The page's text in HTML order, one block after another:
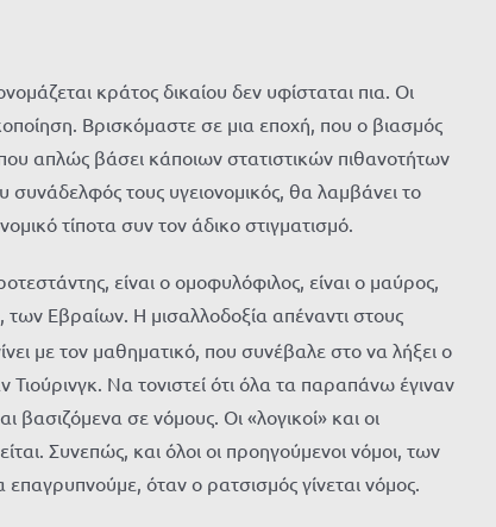
κράτος δικαίου δεν υφίσταται πια. Οι
Βρισκόμαστε σε μια εποχή, που ο βιασμός
που απλώς βάσει κάποιων στατιστικών πιθανοτήτων
συνάδελφός τους υγειονομικός, θα λαμβάνει το
τίποτα συν τον άδικο στιγματισμό.
είναι ο ομοφυλόφιλος, είναι ο μαύρος,
των Εβραίων. Η μισαλλοδοξία απέναντι στους
με τον μαθηματικό, που συνέβαλε στο να λήξει ο
Να τονιστεί ότι όλα τα παραπάνω έγιναν
σε νόμους. Οι «λογικοί» και οι
Συνεπώς, και όλοι οι προηγούμενοι νόμοι, των
όταν ο ρατσισμός γίνεται νόμος.